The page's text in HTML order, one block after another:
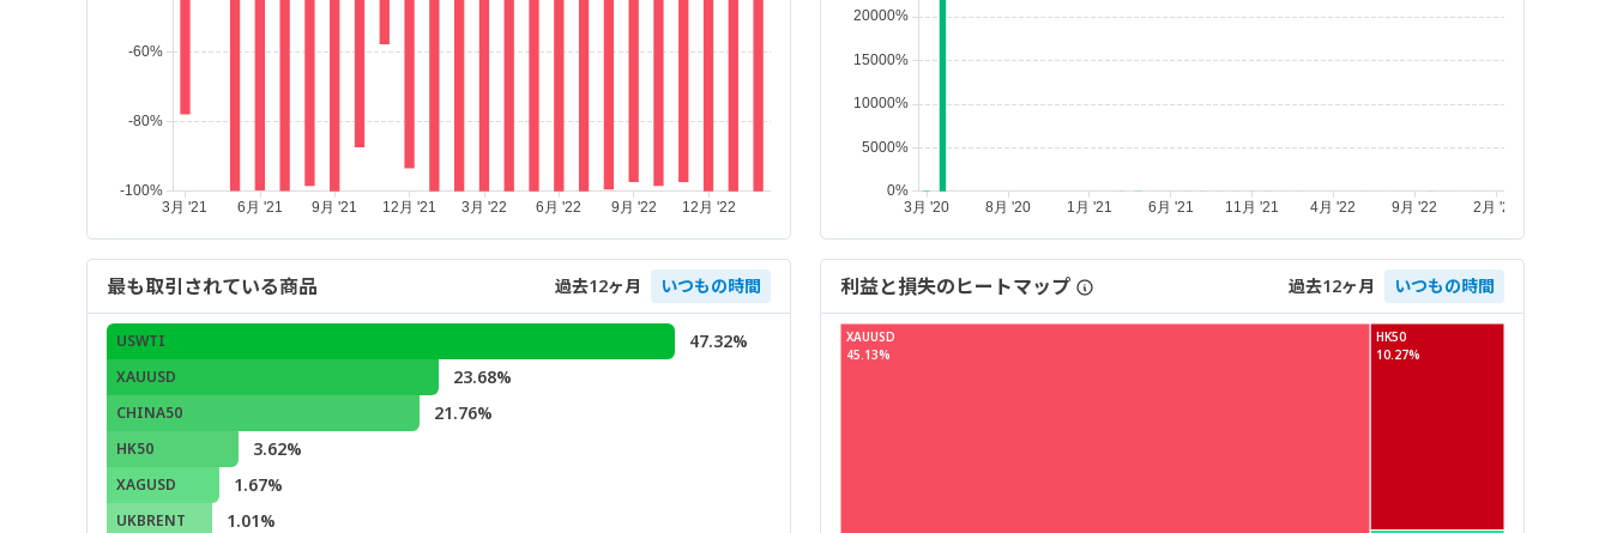
最も取引されている商品 過去12ヶ月 いつもの時間
USWTI 47.32%
XAUUSD 23.68%
CHINA50 21.76%
HK50 3.62%
XAGUSD 1.67%
UKBRENT 1.01%
利益と損失のヒートマップ 過去12ヶ月 いつもの時間
XAUUSD HK50
45.13% 10.27%